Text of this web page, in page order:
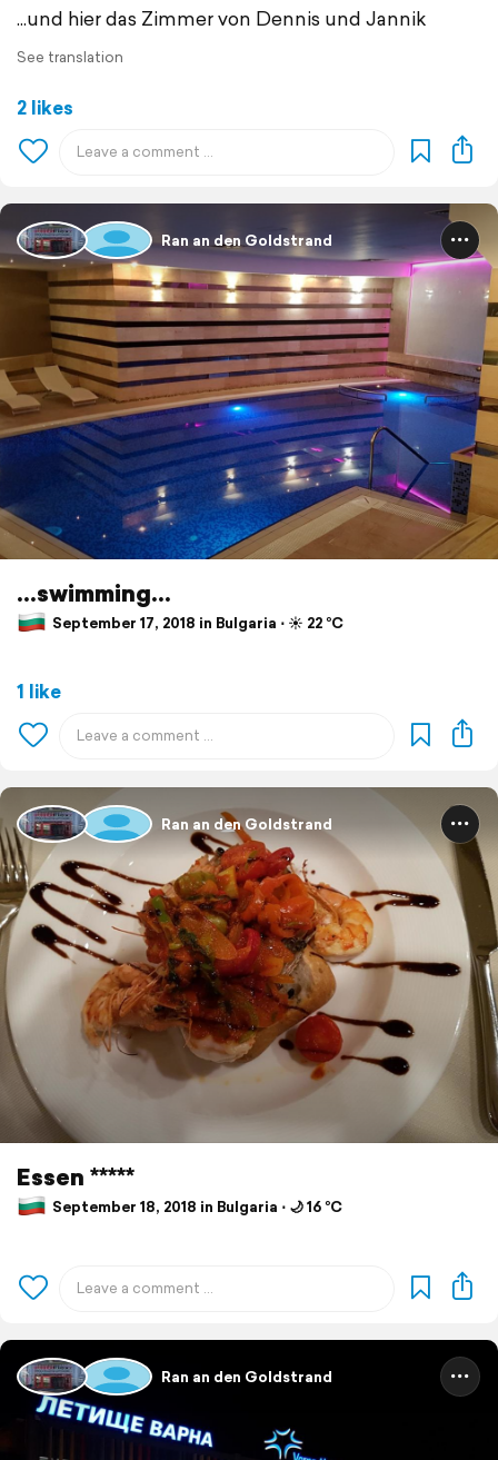
...und hier das Zimmer von Dennis und Jannik
See translation
2 likes
Ran an den Goldstrand
...swimming...
September 17, 2018 in Bulgaria ⋅ ☀️ 22 °C
1 like
Ran an den Goldstrand
Essen *****
September 18, 2018 in Bulgaria ⋅ 🌙 16 °C
Ran an den Goldstrand